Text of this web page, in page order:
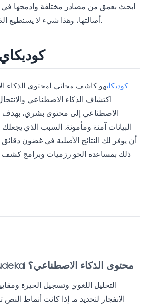
ابحث بعمق من مصادر مختلفة وادمجها في
أصالتها، وهذا شيء لا يستطيع الذكاء الاصطناعي تكراره.
كوديكايهو كاشف مجاني لمحتوى الذكاء
اكتشاف الذكاء الاصطناعي
الاصطناعي إلى محتوى بشري،
البيانات آمنة ومأمونة. السبب الذي
أن يوفر لك النتائج الأصلية في غضون
ذلك بمساعدة الخوارزميات وبرامج كشف
1. كيف يكتشف Cudekai محتوى الذكاء الاصطناعي؟
الانفجار لتحديد ما إذا كانت أنماط النص